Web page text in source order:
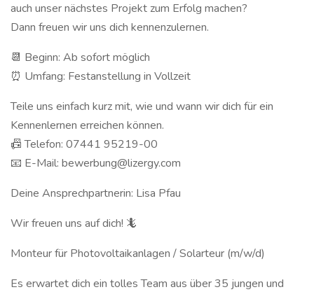
auch unser nächstes Projekt zum Erfolg machen?
Dann freuen wir uns dich kennenzulernen.
📆 Beginn: Ab sofort möglich
⏰ Umfang: Festanstellung in Vollzeit
Teile uns einfach kurz mit, wie und wann wir dich für ein
Kennenlernen erreichen können.
📠 Telefon: 07441 95219-00
📧 E-Mail: bewerbung@lizergy.com
Deine Ansprechpartnerin: Lisa Pfau
Wir freuen uns auf dich! 🦎
Monteur für Photovoltaikanlagen / Solarteur (m/w/d)
Es erwartet dich ein tolles Team aus über 35 jungen und